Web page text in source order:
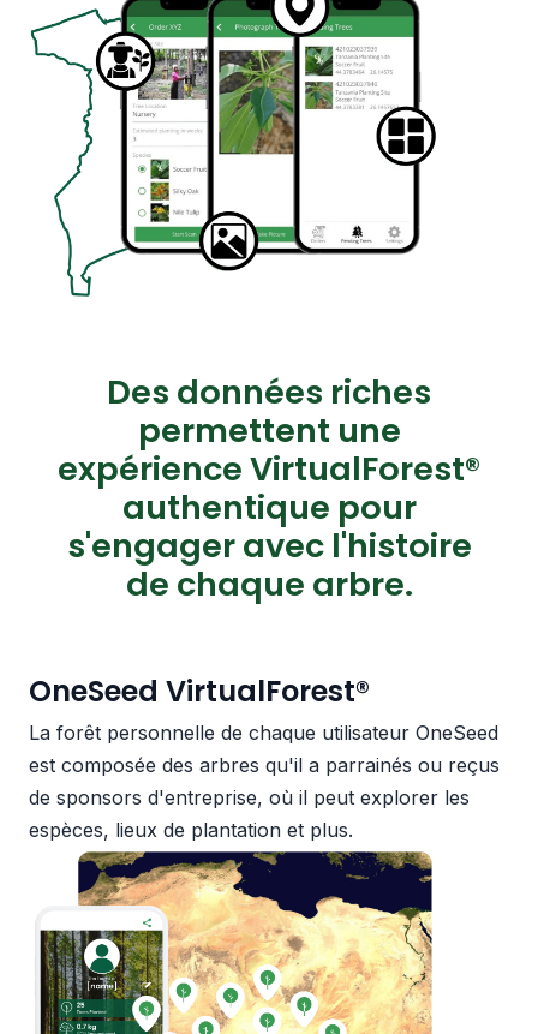
Des données riches
permettent une
expérience VirtualForest®
authentique pour
s'engager avec l'histoire
de chaque arbre.
OneSeed VirtualForest®
La forêt personnelle de chaque utilisateur OneSeed
est composée des arbres qu'il a parrainés ou reçus
de sponsors d'entreprise, où il peut explorer les
espèces, lieux de plantation et plus.